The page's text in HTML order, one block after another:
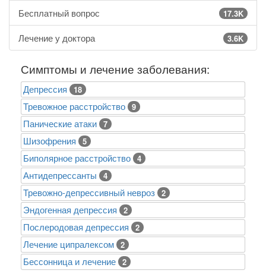
Бесплатный вопрос 17.3K
Лечение у доктора 3.6K
Симптомы и лечение заболевания:
Депрессия 18
Тревожное расстройство 9
Панические атаки 7
Шизофрения 5
Биполярное расстройство 4
Антидепрессанты 4
Тревожно-депрессивный невроз 2
Эндогенная депрессия 2
Послеродовая депрессия 2
Лечение ципралексом 2
Бессонница и лечение 2